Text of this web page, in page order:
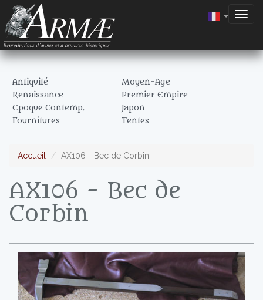
Antiquité
Moyen-Age
Renaissance
Premier Empire
Epoque Contemp.
Japon
Fournitures
Tentes
Accueil AX106 - Bec de Corbin
AX106 - Bec de
Corbin